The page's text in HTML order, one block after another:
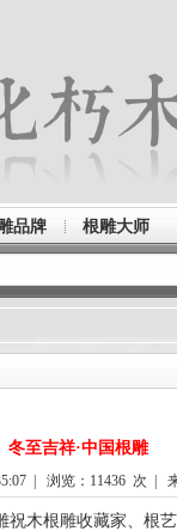
品牌 根雕大师
冬至吉祥·中国根雕
| 浏览： 11436次 | 来
祝木根雕收藏家、根